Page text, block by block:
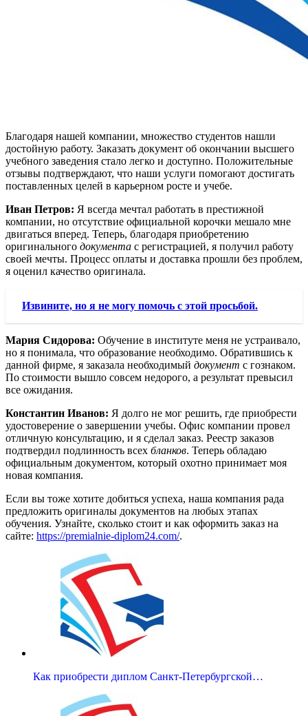
Благодаря нашей компании, множество студентов нашли
достойную работу. Заказать документ об окончании высшего
учебного заведения стало легко и доступно. Положительные
отзывы подтверждают, что наши услуги помогают достигать
поставленных целей в карьерном росте и учебе.
Иван Петров: Я всегда мечтал работать в престижной
компании, но отсутствие официальной корочки мешало мне
двигаться вперед. Теперь, благодаря приобретению
оригинального документа с регистрацией, я получил работу
своей мечты. Процесс оплаты и доставка прошли без проблем,
я оценил качество оригинала.
Извините, но я не могу помочь с этой просьбой.
Мария Сидорова: Обучение в институте меня не устраивало,
но я понимала, что образование необходимо. Обратившись к
данной фирме, я заказала необходимый документ с гознаком.
По стоимости вышло совсем недорого, а результат превысил
все ожидания.
Константин Иванов: Я долго не мог решить, где приобрести
удостоверение о завершении учебы. Офис компании провел
отличную консультацию, и я сделал заказ. Реестр заказов
подтвердил подлинность всех бланков. Теперь обладаю
официальным документом, который охотно принимает моя
новая компания.
Если вы тоже хотите добиться успеха, наша компания рада
предложить оригиналы документов на любых этапах
обучения. Узнайте, сколько стоит и как оформить заказ на
сайте: https://premialnie-diplom24.com/.
Как приобрести диплом Санкт-Петербургской…